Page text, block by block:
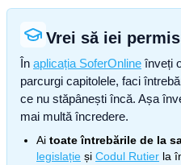
Vrei să iei
În aplicația SoferOnline înveți
parcurgi capitolele, faci
ce nu stăpânești încă. Așa
mai multă încredere.
Ai toate întrebările de la
legislație și Codul Rutier la